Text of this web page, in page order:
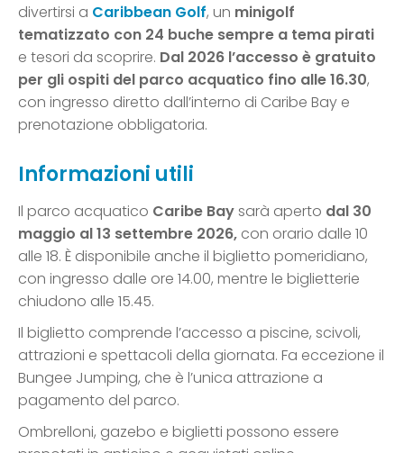
divertirsi a Caribbean Golf, un minigolf
tematizzato con 24 buche sempre a tema pirati
e tesori da scoprire. Dal 2026 l’accesso è gratuito
per gli ospiti del parco acquatico fino alle 16.30,
con ingresso diretto dall’interno di Caribe Bay e
prenotazione obbligatoria.
Informazioni utili
Il parco acquatico Caribe Baysarà aperto dal 30
maggio al 13 settembre 2026, con orario dalle 10
alle 18. È disponibile anche il biglietto pomeridiano,
con ingresso dalle ore 14.00, mentre le biglietterie
chiudono alle 15.45.
Il biglietto comprende l’accesso a piscine, scivoli,
attrazioni e spettacoli della giornata. Fa eccezione il
Bungee Jumping, che è l’unica attrazione a
pagamento del parco.
Ombrelloni, gazebo e biglietti possono essere